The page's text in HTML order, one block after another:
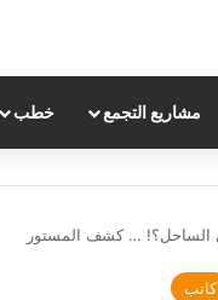
مشاريع التجمع خطب
الساحل؟! … كشف المستور
كاتب